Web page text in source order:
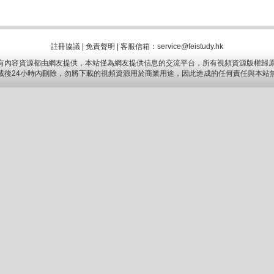
註冊協議 免責聲明
客服信箱：service@feistudy.hk
內容資源都由網友提供，本站僅為網友提供信息的交流平台，所有視頻資源版權歸
後24小時內刪除，勿將下載的視頻資源用於商業用途，因此造成的任何責任與本站